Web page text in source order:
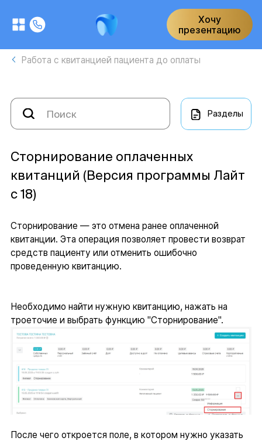
Хочу
презентацию
Работа с квитанцией пациента до оплаты
Разделы
Сторнирование оплаченных
квитанций (Версия программы Лайт
с 18)
Сторнирование — это отмена ранее оплаченной
квитанции. Эта операция позволяет провести возврат
средств пациенту или отменить ошибочно
проведенную квитанцию.
Необходимо найти нужную квитанцию, нажать на
троеточие и выбрать функцию "Сторнирование".
После чего откроется поле, в котором нужно указать